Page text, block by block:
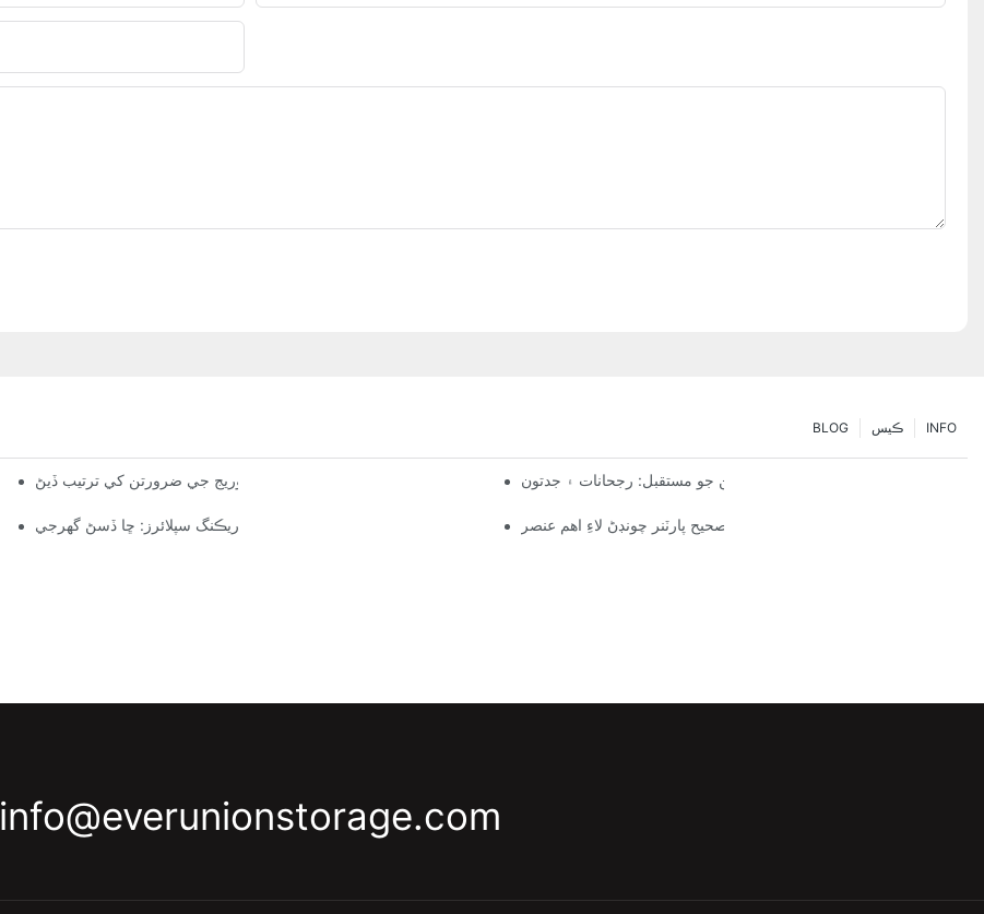
INFO ڪيس BLOG
ڪسٽم پيلٽ ريڪ جا آپشن: توهان جي اسٽوريج جي ضرورتن کي ترتيب ڏيڻ پيلٽ ريڪ حلن جو مستقبل: رجحانات ۽ جدتون
گودام ريڪنگ سپلائرز: ڇا ڏسڻ گهرجي ريڪنگ سسٽم فراهم ڪندڙ: صحيح پارٽنر چونڊڻ لاءِ اهم عنصر
info@everunionstorage.com